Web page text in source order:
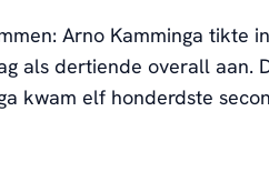
Arno Kamminga tikte
als dertiende overall aan.
kwam elf honderdste